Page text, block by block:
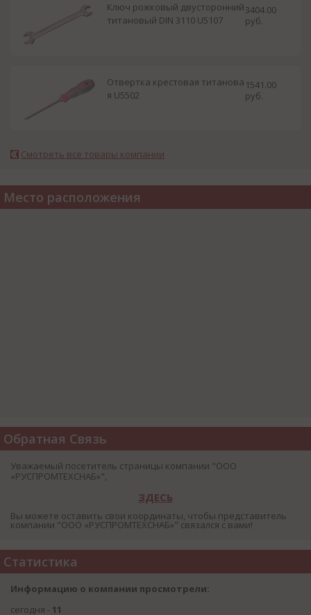
Ключ рожковый двусторонний
титановый DIN 3110 U5107
3404.00
руб.
Отвертка крестовая титанова
я U5502
1541.00
руб.
Смотреть все товары компании
Место расположения
Обратная Связь
Уважаемый посетитель страницы компании "ООО
«РУСПРОМТЕХСНАБ»",
ЗДЕСЬ
Вы можете оставить свои координаты, чтобы представитель
компании "ООО «РУСПРОМТЕХСНАБ»" связался с вами!
Статистика
Информацию о компании просмотрели:
сегодня - 11